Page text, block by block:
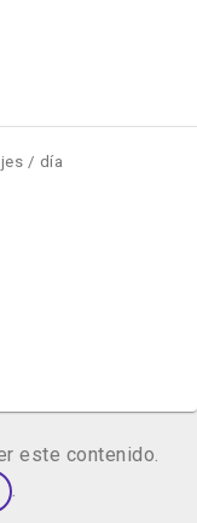
/ día
este contenido.
.